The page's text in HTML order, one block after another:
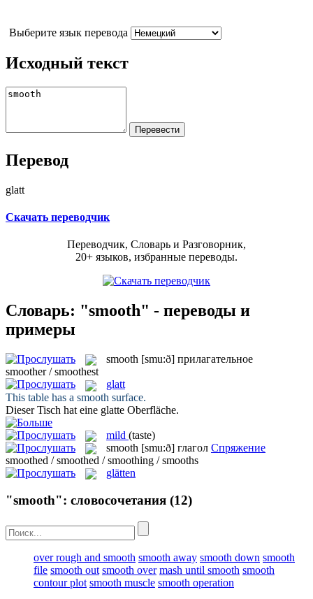
Выберите язык перевода
Исходный текст
Перевод
glatt
Скачать переводчик
Переводчик, Словарь и Разговорник,
20+ языков, избранные переводы.
Словарь: "smooth" - переводы и
примеры
smooth [smu:ð] прилагательное
smoother / smoothest
glatt
This table has a smooth surface.
Dieser Tisch hat eine glatte Oberfläche.
mild (taste)
smooth [smu:ð] глагол Спряжение
smoothed / smoothed / smoothing / smooths
glätten
"smooth": словосочетания (12)
over rough and smooth smooth away smooth down smooth
file smooth out smooth over mash until smooth smooth
contour plot smooth muscle smooth operation